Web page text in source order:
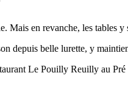
en revanche, les tables
depuis belle lurette, y